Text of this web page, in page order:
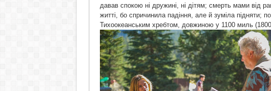
давав спокою ні дружині, ні дітям; смерть мами від
житті, бо спричинила падіння, але й зуміла підняти;
Тихоокеанським хребтом, довжиною у 1100 миль (1800